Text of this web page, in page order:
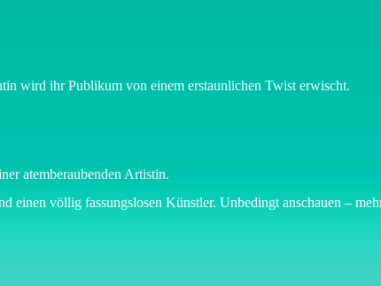
wird ihr Publikum von einem erstaunlichen Twist erwischt.
atemberaubenden Artistin.
einen völlig fassungslosen Künstler. Unbedingt anschauen –